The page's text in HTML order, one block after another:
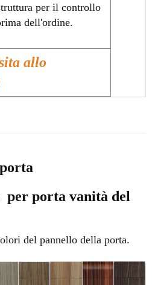
per il controllo
prima dell'ordine.
allo
per porta vanità del
del pannello della porta.